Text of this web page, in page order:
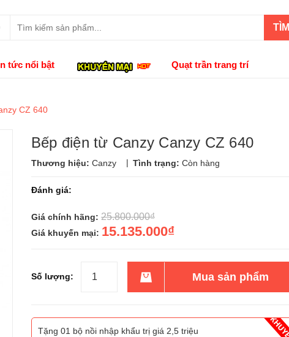
TÌM
tức nổi bật Quạt trần trang trí
CZ 640
Bếp điện từ Canzy Canzy CZ 640
Thương hiệu: Canzy | Tình trạng: Còn hàng
Đánh giá:
Giá chính hãng: 25.800.000₫
Giá khuyến mại: 15.135.000₫
Số lượng: Mua sản phẩm
Tặng 01 bộ nồi nhập khẩu trị giá 2,5 triệu